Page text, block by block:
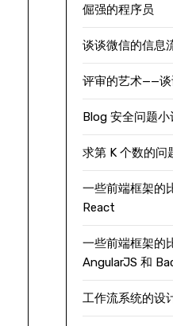
倔强的程序员
谈谈微信的信息
评审的艺术——谈
Blog 安全问题小
求第 K 个数的问
一些前端框架的
React
一些前端框架的
AngularJS 和
工作流系统的设